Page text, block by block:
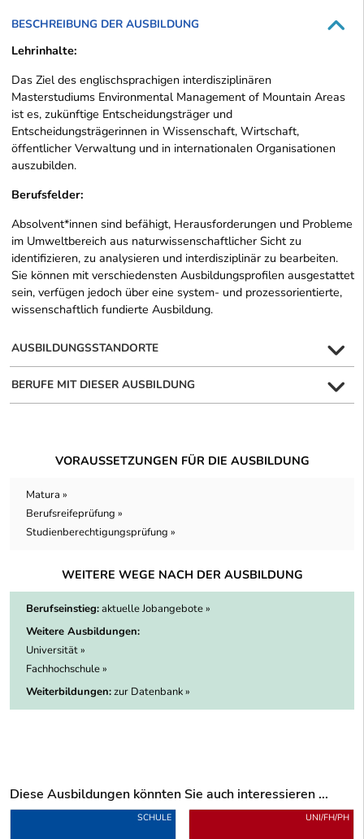
BESCHREIBUNG DER AUSBILDUNG
Lehrinhalte:
Das Ziel des englischsprachigen interdisziplinären
Masterstudiums Environmental Management of Mountain Areas
ist es, zukünftige Entscheidungsträger und
Entscheidungsträgerinnen in Wissenschaft, Wirtschaft,
öffentlicher Verwaltung und in internationalen Organisationen
auszubilden.
Berufsfelder:
Absolvent*innen sind befähigt, Herausforderungen und Probleme
im Umweltbereich aus naturwissenschaftlicher Sicht zu
identifizieren, zu analysieren und interdisziplinär zu bearbeiten.
Sie können mit verschiedensten Ausbildungsprofilen ausgestattet
sein, verfügen jedoch über eine system- und prozessorientierte,
wissenschaftlich fundierte Ausbildung.
AUSBILDUNGSSTANDORTE
BERUFE MIT DIESER AUSBILDUNG
VORAUSSETZUNGEN FÜR DIE AUSBILDUNG
Matura »
Berufsreifeprüfung »
Studienberechtigungsprüfung »
WEITERE WEGE NACH DER AUSBILDUNG
Berufseinstieg:aktuelle Jobangebote »
Weitere Ausbildungen:
Universität »
Fachhochschule »
Weiterbildungen:zur Datenbank »
Diese Ausbildungen könnten Sie auch interessieren ...
Uber weitere Ausbildungsvorschläge
SCHULE UNI/FH/PH